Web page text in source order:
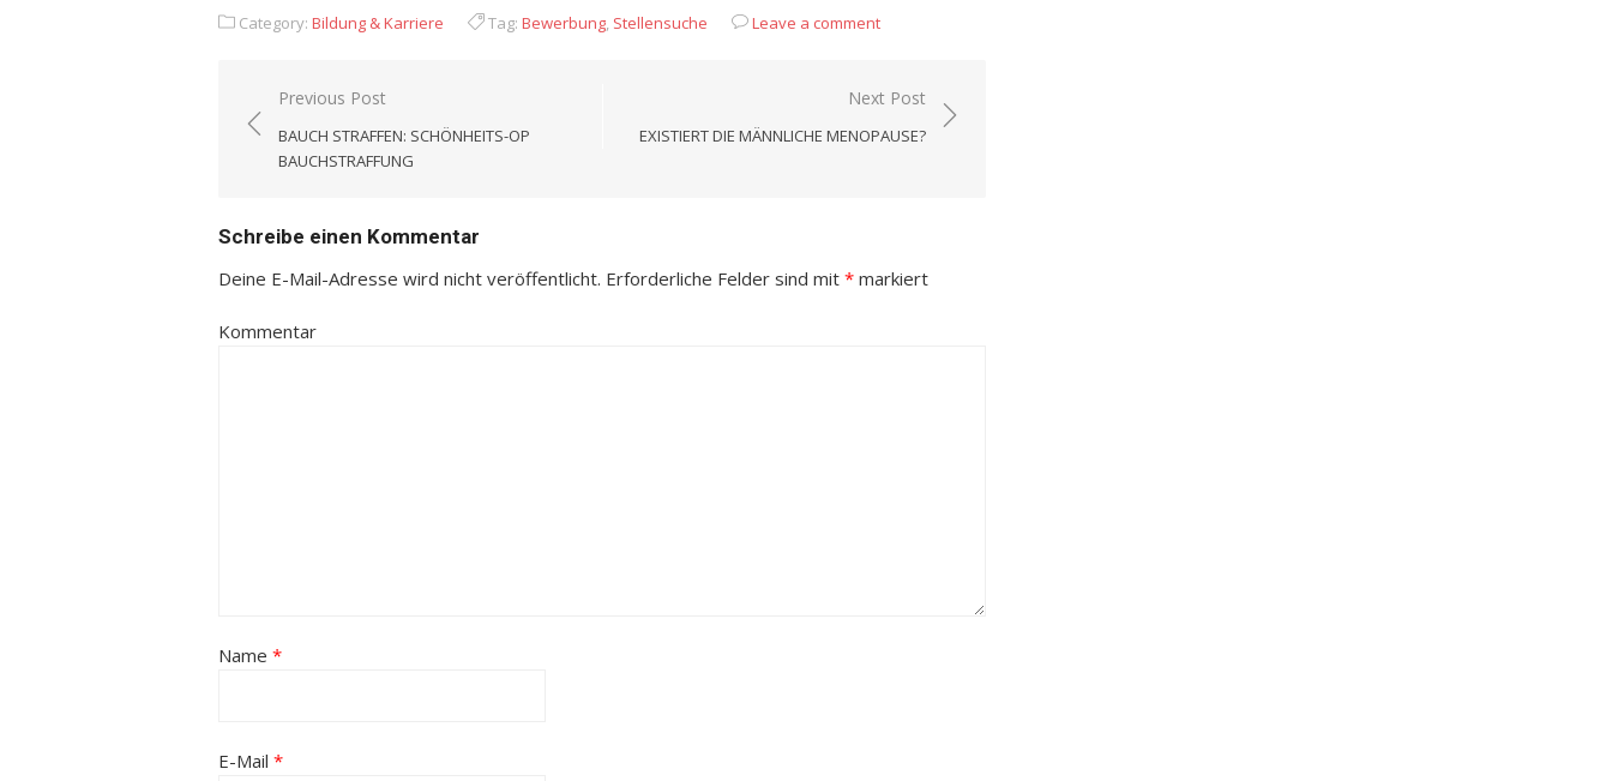
Category: Bildung & Karriere Tag: Bewerbung, Stellensuche Leave a comment
Beitrags-
Navigation
Previous Post
BAUCH STRAFFEN: SCHÖNHEITS-OP
BAUCHSTRAFFUNG
Next Post
EXISTIERT DIE MÄNNLICHE MENOPAUSE?
Schreibe einen Kommentar
Deine E-Mail-Adresse wird nicht veröffentlicht. Erforderliche Felder sind mit * markiert
Kommentar
Name *
E-Mail *